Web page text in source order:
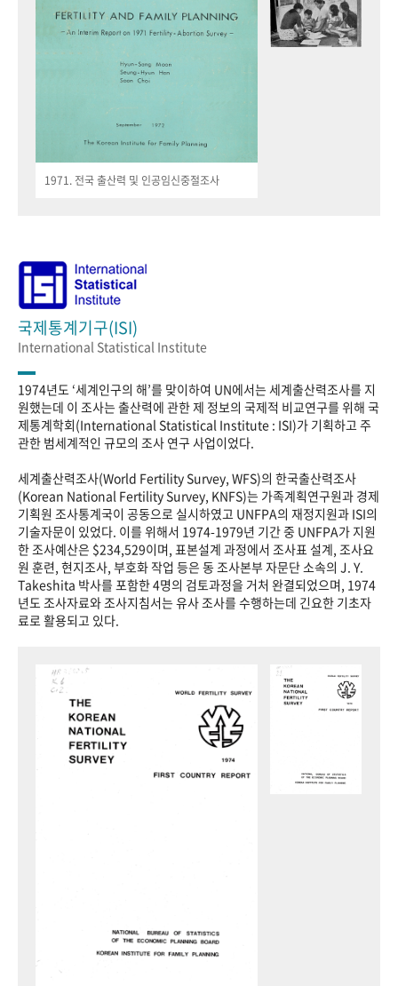
1971. 전국 출산력 및 인공임신중절조사
국제통계기구(ISI)
International Statistical Institute
1974년도 ‘세계인구의 해’를 맞이하여 UN에서는 세계출산력조사를 지
원했는데 이 조사는 출산력에 관한 제 정보의 국제적 비교연구를 위해 국
제통계학회(International Statistical Institute : ISI)가 기획하고 주
관한 범세계적인 규모의 조사 연구 사업이었다.
세계출산력조사(World Fertility Survey, WFS)의 한국출산력조사
(Korean National Fertility Survey, KNFS)는 가족계획연구원과 경제
기획원 조사통계국이 공동으로 실시하였고 UNFPA의 재정지원과 ISI의
기술자문이 있었다. 이를 위해서 1974-1979년 기간 중 UNFPA가 지원
한 조사예산은 $234,529이며, 표본설계 과정에서 조사표 설계, 조사요
원 훈련, 현지조사, 부호화 작업 등은 동 조사본부 자문단 소속의 J. Y.
Takeshita 박사를 포함한 4명의 검토과정을 거처 완결되었으며, 1974
년도 조사자료와 조사지침서는 유사 조사를 수행하는데 긴요한 기초자
료로 활용되고 있다.